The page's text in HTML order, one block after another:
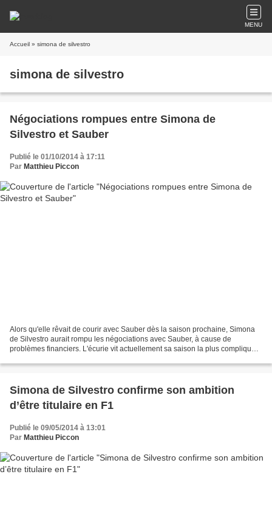
MENU
Accueil » simona de silvestro
simona de silvestro
Négociations rompues entre Simona de
Silvestro et Sauber
Publié le 01/10/2014 à 17:11
Par Matthieu Piccon
Alors qu'elle rêvait de courir avec Sauber dès la saison prochaine, Simona
de Silvestro aurait rompu les négociations avec Sauber, à cause de
problèmes financiers. L'écurie vit actuellement sa saison la plus compliquée
Simona de Silvestro confirme son ambition
d’être titulaire en F1
Publié le 09/05/2014 à 13:01
Par Matthieu Piccon